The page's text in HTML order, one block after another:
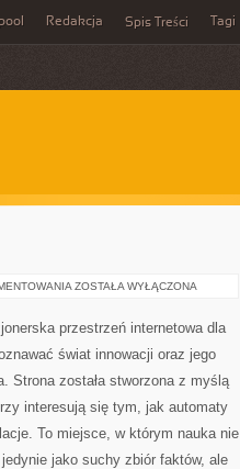
Redakcja Spis Treści Tagi
CYBERPUNK
ZOSTAŁA WYŁĄCZONA
przestrzeń internetowa dla
świat innowacji oraz jego
Strona została stworzona z myślą
interesują się tym, jak automaty
To miejsce, w którym nauka nie
jako suchy zbiór faktów, ale